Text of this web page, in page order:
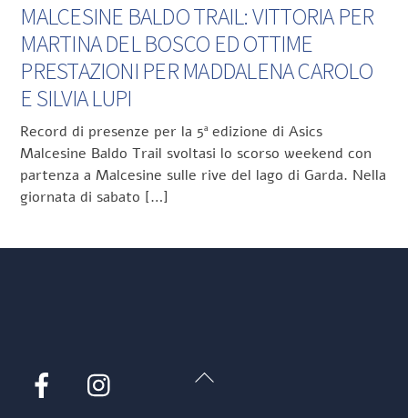
MALCESINE BALDO TRAIL: VITTORIA PER
MARTINA DEL BOSCO ED OTTIME
PRESTAZIONI PER MADDALENA CAROLO
E SILVIA LUPI
Record di presenze per la 5ª edizione di Asics
Malcesine Baldo Trail svoltasi lo scorso weekend con
partenza a Malcesine sulle rive del lago di Garda. Nella
giornata di sabato […]
Back
Facebook